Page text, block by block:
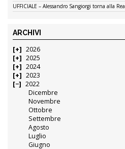
UFFICIALE – Alessandro Sangiorgi torna alla
ARCHIVI
2026
2025
2024
2023
2022
Dicembre
Novembre
Ottobre
Settembre
Agosto
Luglio
Giugno